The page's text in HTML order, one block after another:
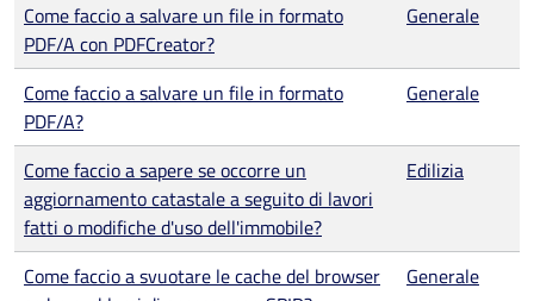
Come faccio a salvare un file in formato
PDF/A con PDFCreator?
Generale
Come faccio a salvare un file in formato
PDF/A?
Generale
Come faccio a sapere se occorre un
aggiornamento catastale a seguito di lavori
fatti o modifiche d'uso dell'immobile?
Edilizia
Come faccio a svuotare le cache del browser
Generale